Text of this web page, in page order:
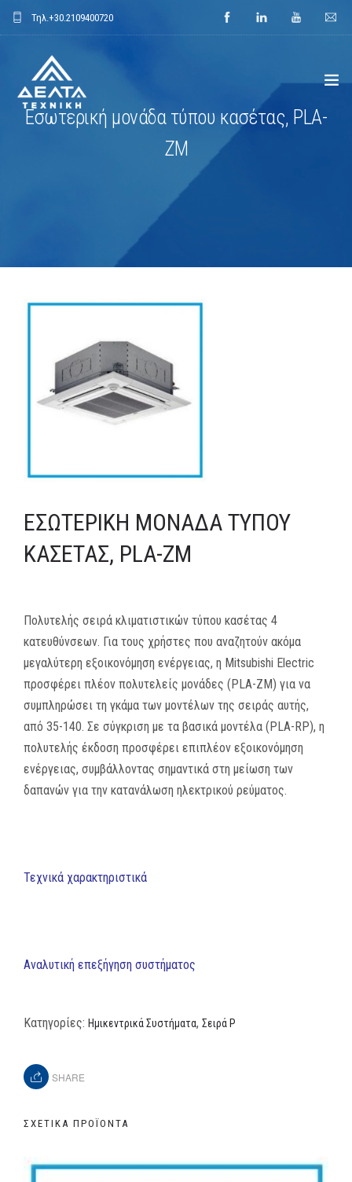
Τηλ.+30.2109400720
ΠΡΟΙΟΝΤΑ
MEDIA
ΦΥΛΛΑΔΙΑ
E-SHOP
Εσωτερική μονάδα τύπου κασέτας, PLA-
ZM
ΕΣΩΤΕΡΙΚΉ ΜΟΝΆΔΑ ΤΎΠΟΥ
ΚΑΣΈΤΑΣ, PLA-ZM
Πολυτελής σειρά κλιματιστικών τύπου κασέτας 4
κατευθύνσεων. Για τους χρήστες που αναζητούν ακόμα
μεγαλύτερη εξοικονόμηση ενέργειας, η Mitsubishi Electric
προσφέρει πλέον πολυτελείς μονάδες (PLA-ZM) για να
συμπληρώσει τη γκάμα των μοντέλων της σειράς αυτής,
από 35-140. Σε σύγκριση με τα βασικά μοντέλα (PLA-RP), η
πολυτελής έκδοση προσφέρει επιπλέον εξοικονόμηση
ενέργειας, συμβάλλοντας σημαντικά στη μείωση των
δαπανών για την κατανάλωση ηλεκτρικού ρεύματος.
Τεχνικά χαρακτηριστικά
Αναλυτική επεξήγηση συστήματος
Κατηγορίες: Ημικεντρικά Συστήματα, Σειρά P
SHARE
ΣΧΕΤΙΚΆ ΠΡΟΪΌΝΤΑ